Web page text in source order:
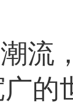
流
的